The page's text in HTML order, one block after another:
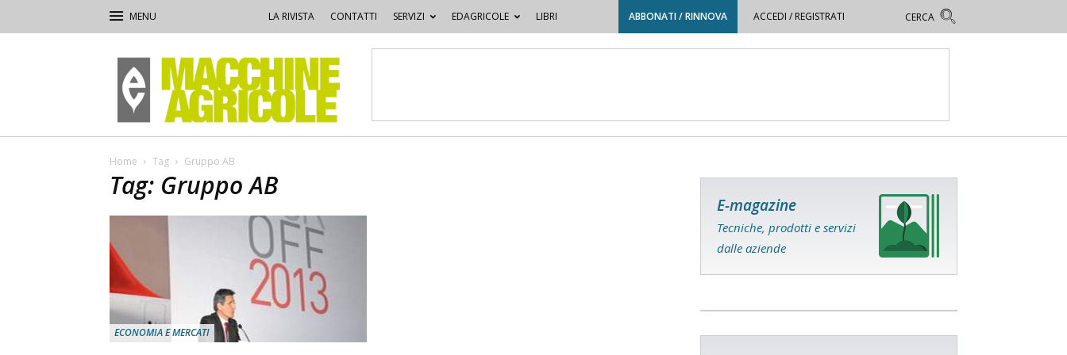
LA RIVISTA CONTATTI SERVIZI EDAGRICOLE LIBRI ABBONATI / RINNOVA ACCEDI / REGISTRATI
Macchine
Agricole
Home Tag Gruppo AB
Tag: Gruppo AB
ECONOMIA E MERCATI
E-magazine
Tecniche, prodotti e servizi
dalle aziende